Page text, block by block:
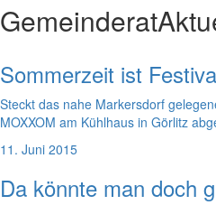
Gemeinderat
Sommerzeit ist
Steckt das nahe Markersdorf
MOXXOM am Kühlhaus in Görlitz
11. Juni 2015
Da könnte man doch